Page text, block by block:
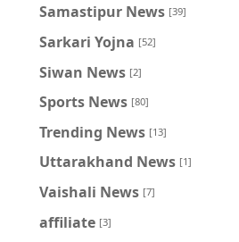
Samastipur News [39]
Sarkari Yojna [52]
Siwan News [2]
Sports News [80]
Trending News [13]
Uttarakhand News [1]
Vaishali News [7]
affiliate [3]